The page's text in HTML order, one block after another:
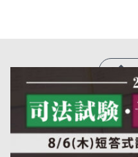
伊藤塾について
© 伊藤塾／株式会社 法